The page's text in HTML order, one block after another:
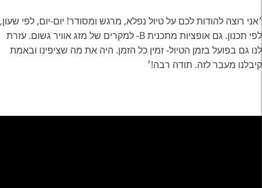
׳אני רוצה להודות לכם על טיול נפלא, מרגש ומסודר! יום-יום, לפי שעון,
לפי תכנון. גם אופציות מתכנית B- למקרים של מזג אוויר גשום. עזרת
לנו גם בפועל בזמן הטיול- זמין כל הזמן. היה את מה שציפינו ובאמת
קיבלנו מעבר לזה. תודה רבה!׳